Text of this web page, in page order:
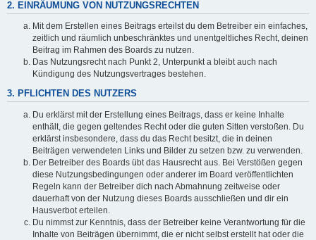
2. EINRÄUMUNG VON NUTZUNGSRECHTEN
Mit dem Erstellen eines Beitrags erteilst du dem Betreiber ein einfaches,
zeitlich und räumlich unbeschränktes und unentgeltliches Recht, deinen
Beitrag im Rahmen des Boards zu nutzen.
Das Nutzungsrecht nach Punkt 2, Unterpunkt a bleibt auch nach
Kündigung des Nutzungsvertrages bestehen.
3. PFLICHTEN DES NUTZERS
Du erklärst mit der Erstellung eines Beitrags, dass er keine Inhalte
enthält, die gegen geltendes Recht oder die guten Sitten verstoßen. Du
erklärst insbesondere, dass du das Recht besitzt, die in deinen
Beiträgen verwendeten Links und Bilder zu setzen bzw. zu verwenden.
Der Betreiber des Boards übt das Hausrecht aus. Bei Verstößen gegen
diese Nutzungsbedingungen oder anderer im Board veröffentlichten
Regeln kann der Betreiber dich nach Abmahnung zeitweise oder
dauerhaft von der Nutzung dieses Boards ausschließen und dir ein
Hausverbot erteilen.
Du nimmst zur Kenntnis, dass der Betreiber keine Verantwortung für die
Inhalte von Beiträgen übernimmt, die er nicht selbst erstellt hat oder die